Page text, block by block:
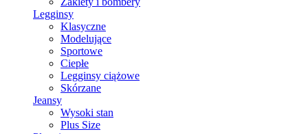
Legginsy
Klasyczne
Modelujące
Sportowe
Ciepłe
Legginsy ciążowe
Skórzane
Jeansy
Wysoki stan
Plus Size